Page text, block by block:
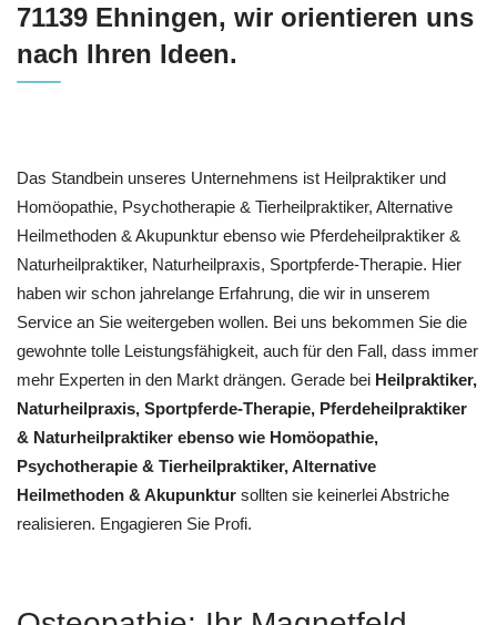
71139 Ehningen, wir orientieren uns
nach Ihren Ideen.
Das Standbein unseres Unternehmens ist Heilpraktiker und
‎Homöopathie, ‎Psychotherapie & ‎Tierheilpraktiker, Alternative
Heilmethoden & Akupunktur ebenso wie Pferdeheilpraktiker &
Naturheilpraktiker, Naturheilpraxis, Sportpferde-Therapie. Hier
haben wir schon jahrelange Erfahrung, die wir in unserem
Service an Sie weitergeben wollen. Bei uns bekommen Sie die
gewohnte tolle Leistungsfähigkeit, auch für den Fall, dass immer
mehr Experten in den Markt drängen. Gerade bei Heilpraktiker,
Naturheilpraxis, Sportpferde-Therapie, Pferdeheilpraktiker
& Naturheilpraktiker ebenso wie ‎Homöopathie,
‎Psychotherapie & ‎Tierheilpraktiker, Alternative
Heilmethoden & Akupunktur sollten sie keinerlei Abstriche
realisieren. Engagieren Sie Profi.